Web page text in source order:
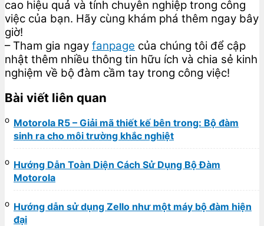
cao hiệu quả và tính chuyên nghiệp trong công
việc của bạn. Hãy cùng khám phá thêm ngay bây
giờ!
– Tham gia ngay fanpage của chúng tôi để cập
nhật thêm nhiều thông tin hữu ích và chia sẻ kinh
nghiệm về bộ đàm cầm tay trong công việc!
Bài viết liên quan
Motorola R5 – Giải mã thiết kế bên trong: Bộ đàm
sinh ra cho môi trường khắc nghiệt
Hướng Dẫn Toàn Diện Cách Sử Dụng Bộ Đàm
Motorola
Hướng dẫn sử dụng Zello như một máy bộ đàm hiện
đại